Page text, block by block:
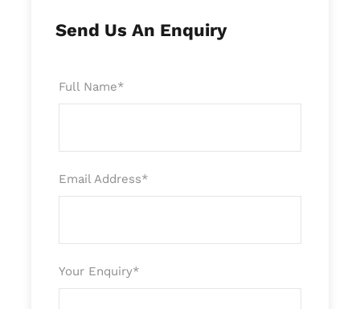
Send Us An Enquiry
Full Name*
Email Address*
Your Enquiry*